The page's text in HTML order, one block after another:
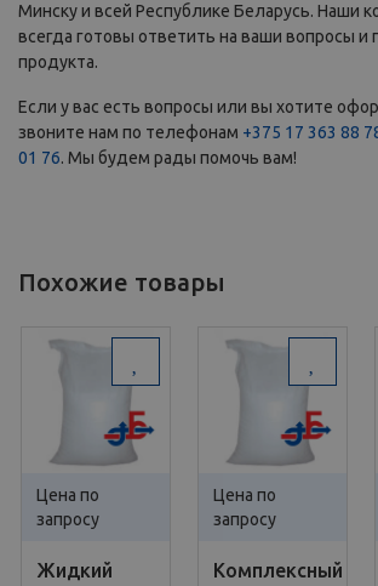
Минску и всей Республике Беларусь. Наши
всегда готовы ответить на ваши вопросы и
продукта.
Если у вас есть вопросы или вы хотите
звоните нам по телефонам +375 17 363 88
01 76. Мы будем рады помочь вам!
Похожие товары
Цена по
запросу
Жидкий
Цена по
запросу
Комплексный